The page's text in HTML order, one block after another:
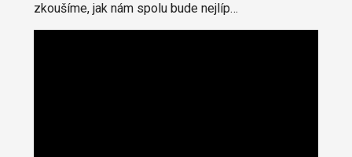
zkoušíme, jak nám spolu bude nejlíp…